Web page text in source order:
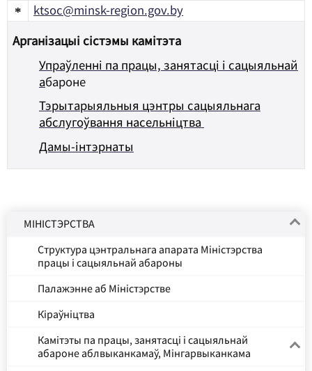
*
ktsoc@minsk-region.gov.by
Арганізацыі сістэмы камітэта
Упраўленні па працы, занятасці і сацыяльнай
абароне
Тэрытарыяльныя цэнтры сацыяльнага
абслугоўвання насельніцтва
Дамы-інтэрнаты
МІНІСТЭРСТВА
Структура цэнтральнага апарата Міністэрства
працы і сацыяльнай абароны
Палажэнне аб Міністэрстве
Кіраўніцтва
Камітэты па працы, занятасці і сацыяльнай
абароне аблвыканкамаў, Мінгарвыканкама